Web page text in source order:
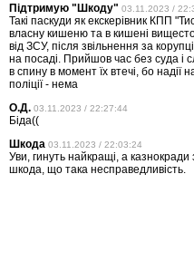
Підтримую "Шкоду" 03.11.2023 /
Такі паскуди як екскерівник КПП
власну кишеню та в кишені
від ЗСУ, після звільнення за
на посаді. Прийшов час без суда і
в спину в момент їх втечі, бо надії
поліції - нема
О.Д. 03.11.2023 / 22:27:44
Біда((
Шкода 03.11.2023 / 22:03:24
Уви, гинуть найкращі, а
шкода, що така несправедливість.